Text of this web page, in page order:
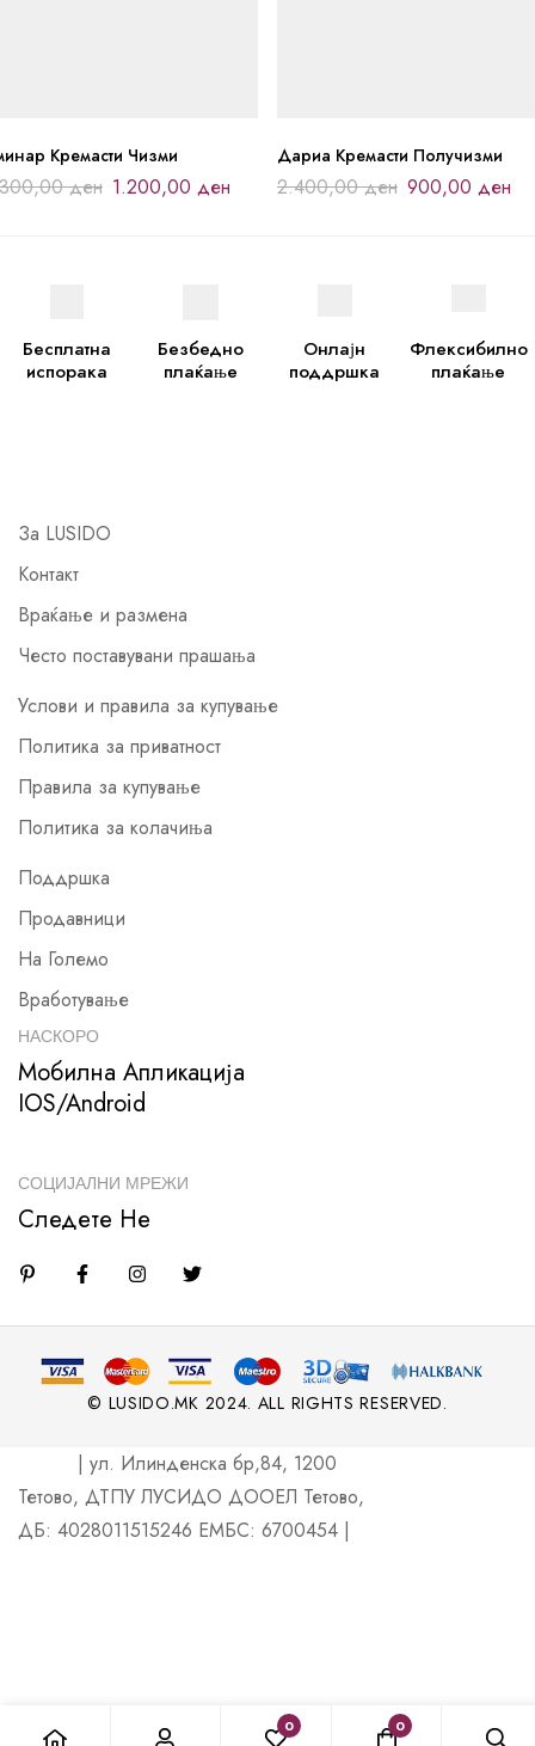
Кремасти Чизми
ден 1.200,00 ден
Дариа Кремасти Получизми
2.400,00ден 900,00 ден
Бесплатна
испорака
Безбедно
плаќање
Онлајн
поддршка
Флексибилно
плаќање
За LUSIDO
Контакт
Враќање и размена
Често поставувани прашања
Услови и правила за купување
Политика за приватност
Правила за купување
Политика за колачиња
Поддршка
Продавници
На Големо
Вработување
НАСКОРО
Мобилна Апликација
IOS/Android
СОЦИЈАЛНИ МРЕЖИ
Следете Не
© LUSIDO.MK 2024. ALL RIGHTS RESERVED.
| ул. Илинденска бр,84, 1200
Тетово, ДТПУ ЛУСИДО ДООЕЛ Тетово,
ДБ: 4028011515246 ЕМБС: 6700454 |
0 0